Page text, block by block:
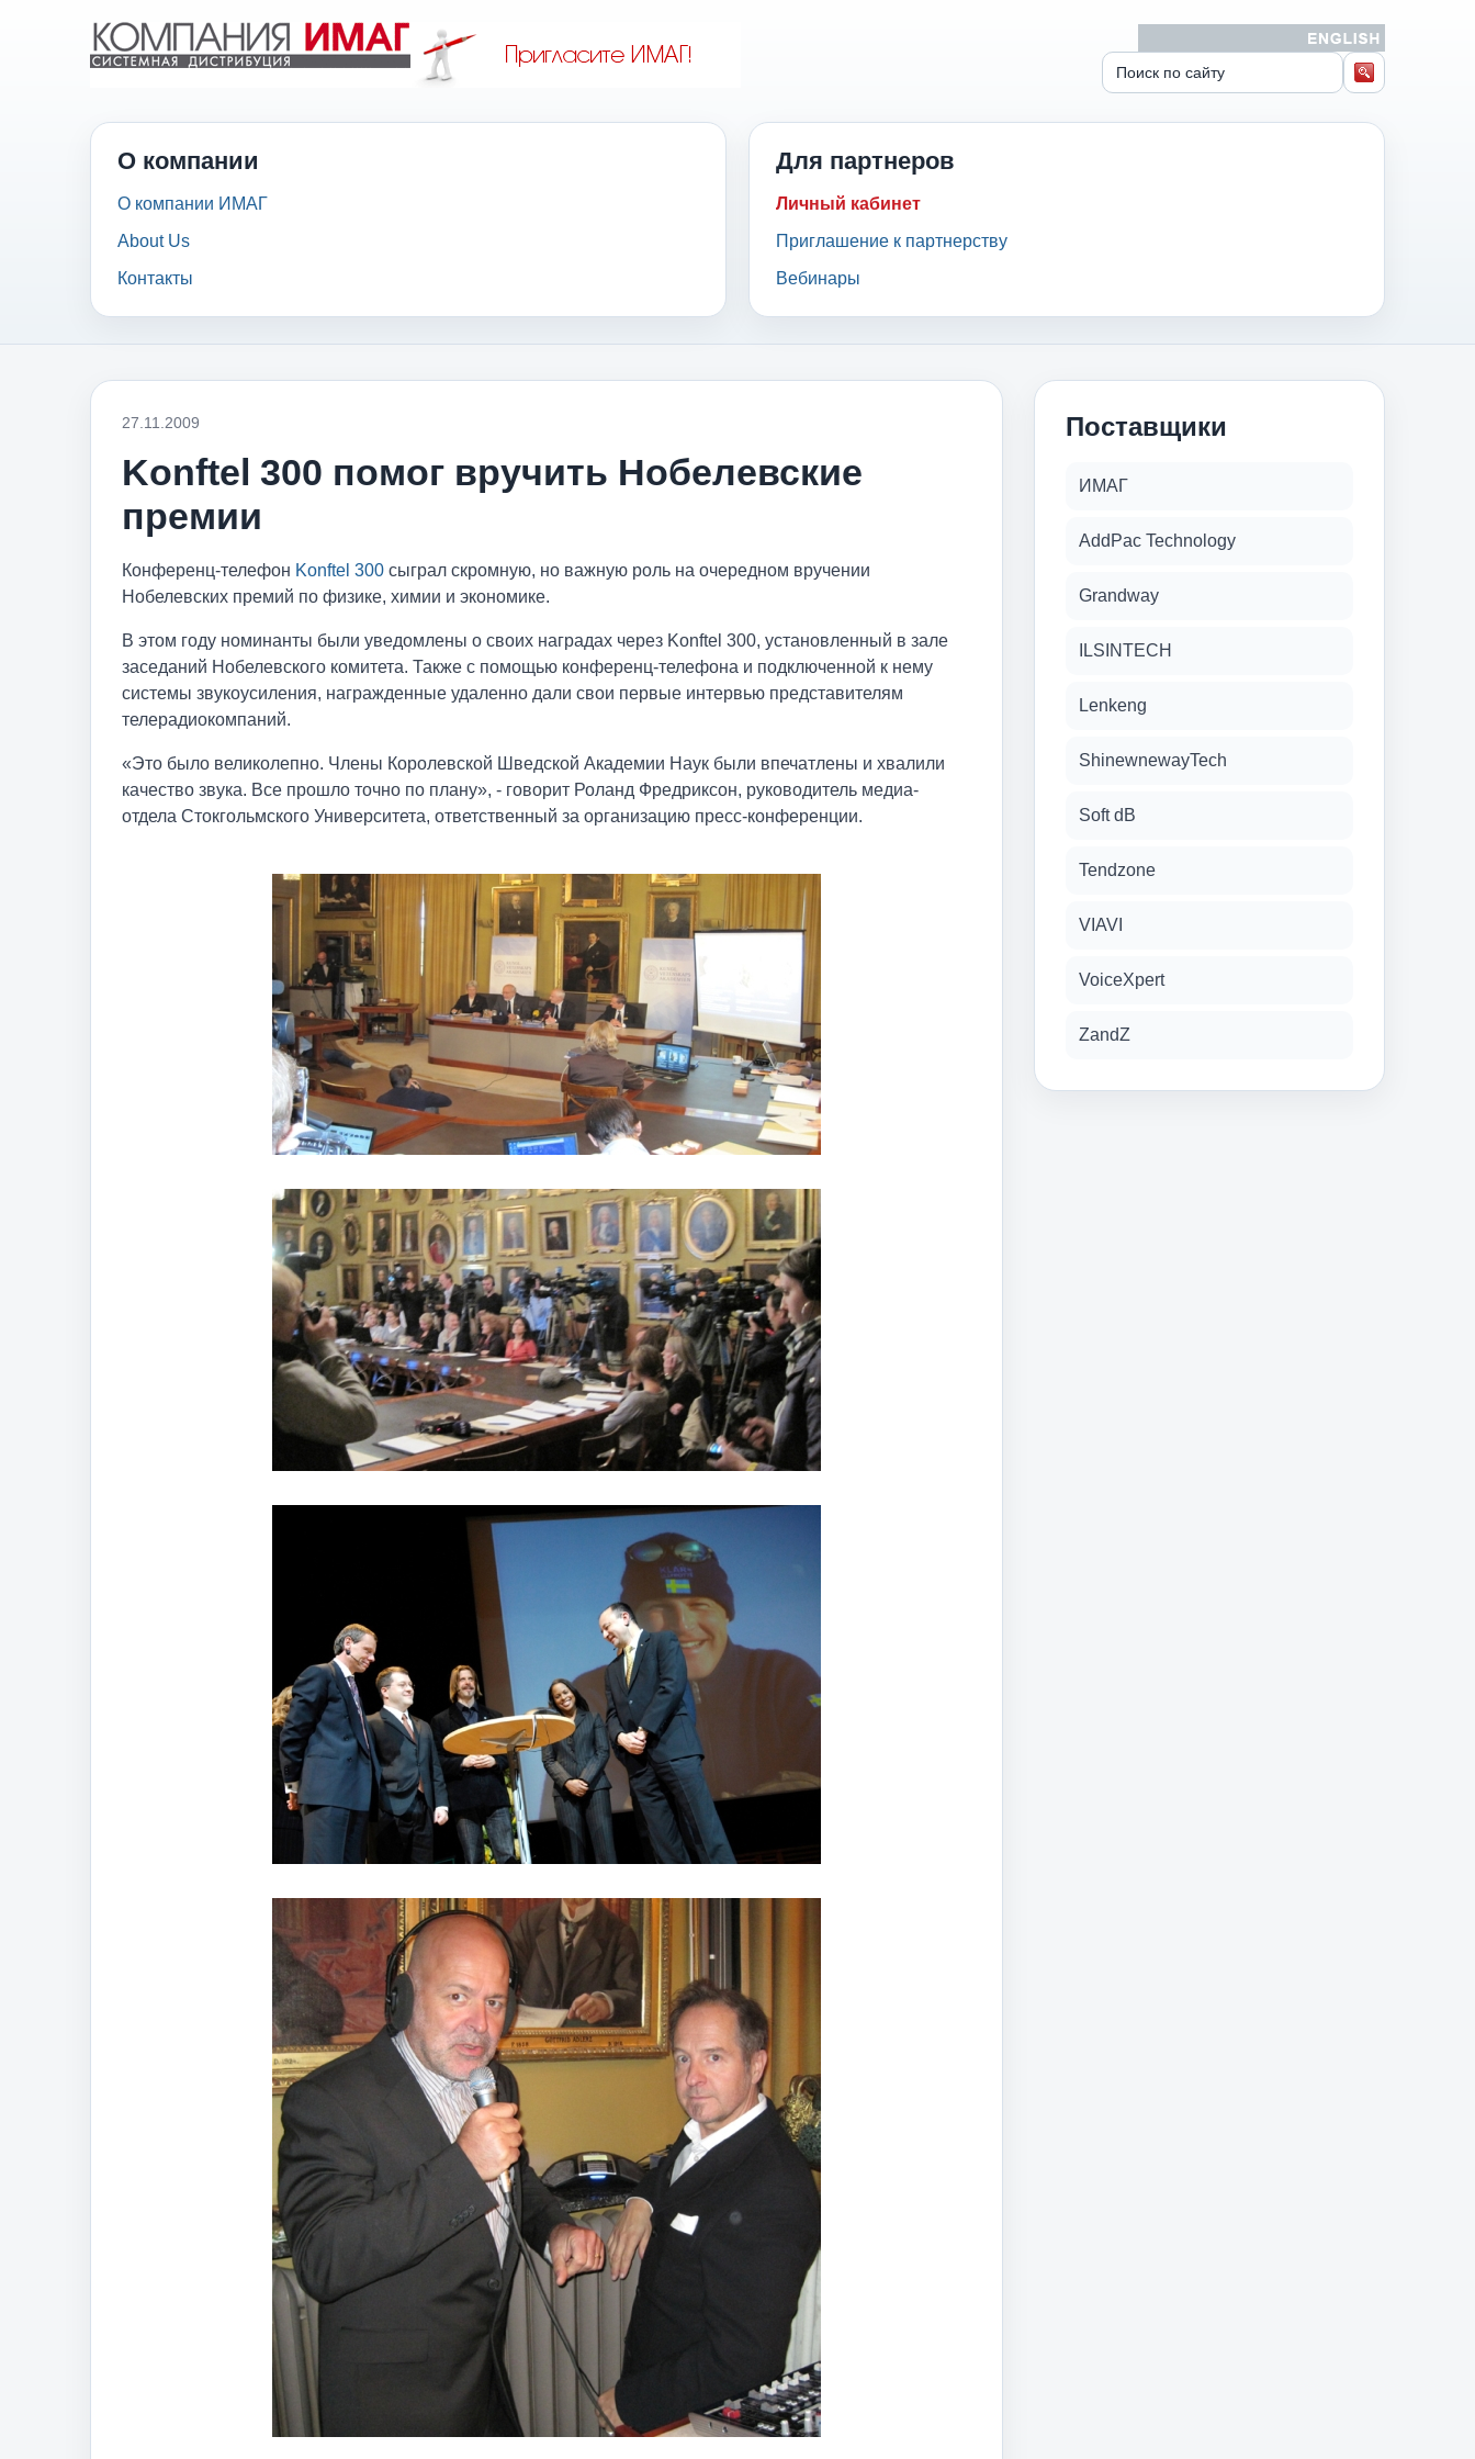
О компании
О компании ИМАГ
About Us
Контакты
Для партнеров
Личный кабинет
Приглашение к партнерству
Вебинары
27.11.2009
Konftel 300 помог вручить Нобелевские
премии
Конференц-телефон Konftel 300 сыграл скромную, но важную роль на очередном вручении
Нобелевских премий по физике, химии и экономике.
В этом году номинанты были уведомлены о своих наградах через Konftel 300, установленный в зале
заседаний Нобелевского комитета. Также с помощью конференц-телефона и подключенной к нему
системы звукоусиления, награжденные удаленно дали свои первые интервью представителям
телерадиокомпаний.
«Это было великолепно. Члены Королевской Шведской Академии Наук были впечатлены и хвалили
качество звука. Все прошло точно по плану», - говорит Роланд Фредриксон, руководитель медиа-
отдела Стокгольмского Университета, ответственный за организацию пресс-конференции.
Поставщики
ИМАГ
AddPac Technology
Grandway
ILSINTECH
Lenkeng
ShinewnewayTech
Soft dB
Tendzone
VIAVI
VoiceXpert
ZandZ